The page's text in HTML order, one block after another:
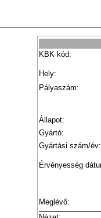
KBK kód:
Hely:
Pályaszám:
Állapot:
Gyártó:
Gyártási szám/év:
Érvényesség
Meglévő: